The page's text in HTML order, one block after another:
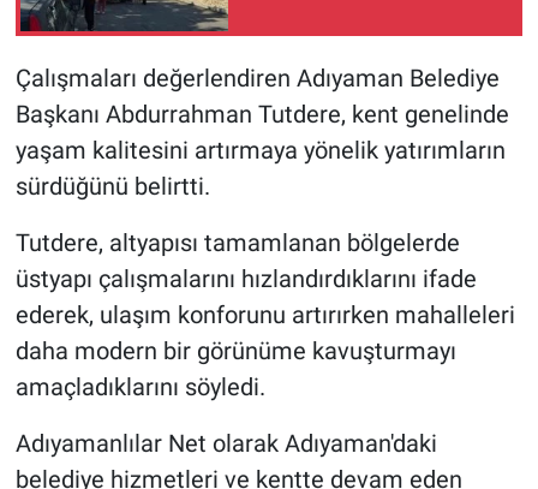
Çalışmaları değerlendiren Adıyaman Belediye
Başkanı Abdurrahman Tutdere, kent genelinde
yaşam kalitesini artırmaya yönelik yatırımların
sürdüğünü belirtti.
Tutdere, altyapısı tamamlanan bölgelerde
üstyapı çalışmalarını hızlandırdıklarını ifade
ederek, ulaşım konforunu artırırken mahalleleri
daha modern bir görünüme kavuşturmayı
amaçladıklarını söyledi.
Adıyamanlılar Net olarak Adıyaman'daki
belediye hizmetleri ve kentte devam eden